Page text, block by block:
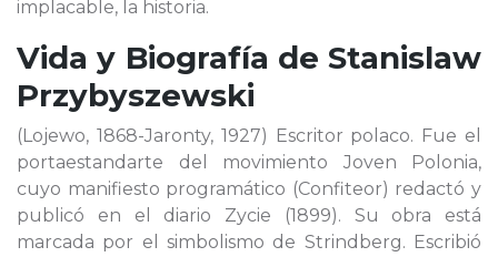
implacable, la historia.
Vida y Biografía de Stanislaw
Przybyszewski
(Lojewo, 1868-Jaronty, 1927) Escritor polaco. Fue el
portaestandarte del movimiento Joven Polonia,
cuyo manifiesto programático (Confiteor) redactó y
publicó en el diario Zycie (1899). Su obra está
marcada por el simbolismo de Strindberg. Escribió